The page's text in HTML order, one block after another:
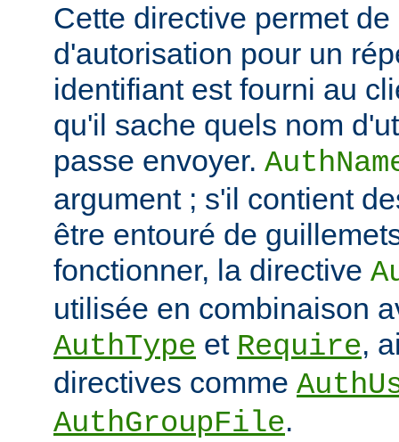
Cette directive permet
d'autorisation pour un
identifiant est fourni au
qu'il sache quels nom
passe envoyer.
argument ; s'il contient
être entouré de
fonctionner, la directive
utilisée en combinaison
AuthType et Require,
directives comme
AuthGroupFile.